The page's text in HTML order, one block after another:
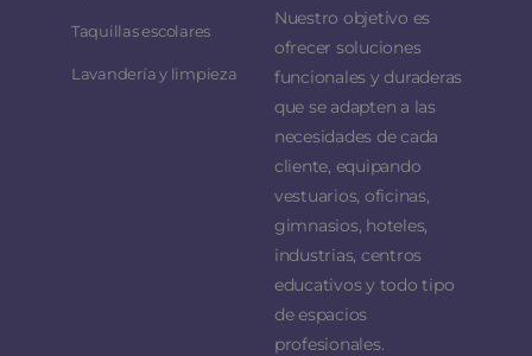
Taquillas escolares
Lavandería y limpieza
Nuestro objetivo es
ofrecer soluciones
funcionales y duraderas
que se adapten a las
necesidades de cada
cliente, equipando
vestuarios, oficinas,
gimnasios, hoteles,
industrias, centros
educativos y todo tipo
de espacios
profesionales.